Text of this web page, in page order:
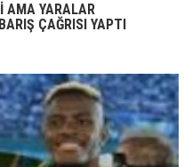
AMA YARALAR
ÇAĞRISI YAPTI